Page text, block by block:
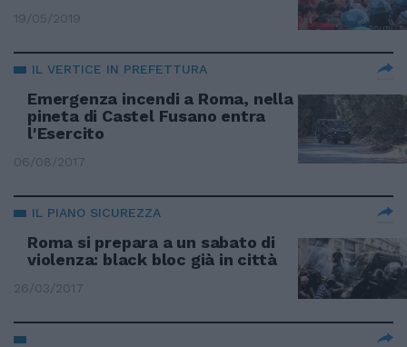
19/05/2019
IL VERTICE IN PREFETTURA
Emergenza incendi a Roma, nella
pineta di Castel Fusano entra
l'Esercito
06/08/2017
IL PIANO SICUREZZA
Roma si prepara a un sabato di
violenza: black bloc già in città
26/03/2017